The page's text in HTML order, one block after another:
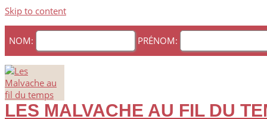
Skip to content
NOM: PRÉNOM:
LES MALVACHE AU FIL DU